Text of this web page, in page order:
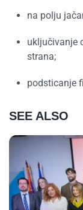
na polju
uključivanje
strana;
podsticanje
SEE ALSO